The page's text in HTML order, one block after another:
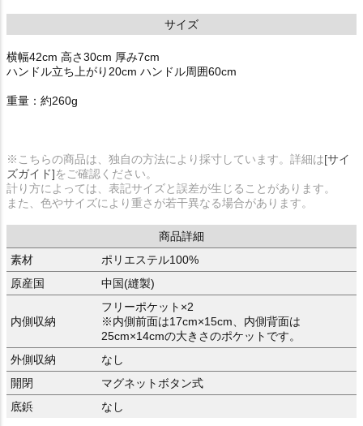
サイズ
横幅42cm 高さ30cm 厚み7cm
ハンドル立ち上がり20cm ハンドル周囲60cm
重量：約260g
※こちらの商品は、独自の方法により採寸しています。詳細は[サイ
ズガイド]をご確認ください。
計り方によっては、表記サイズと誤差が生じることがあります。
また、色やサイズにより重さが若干異なる場合があります。
商品詳細
素材
ポリエステル100%
原産国
中国(縫製)
内側収納
フリーポケット×2
※内側前面は17cm×15cm、内側背面は
25cm×14cmの大きさのポケットです。
外側収納
なし
開閉
マグネットボタン式
底鋲
なし